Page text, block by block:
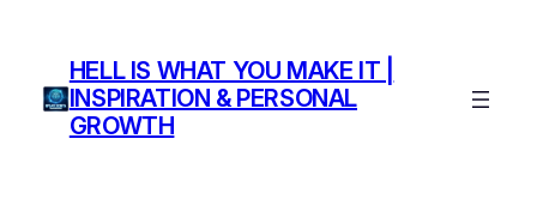
HELL IS WHAT YOU MAKE IT |
INSPIRATION & PERSONAL
GROWTH